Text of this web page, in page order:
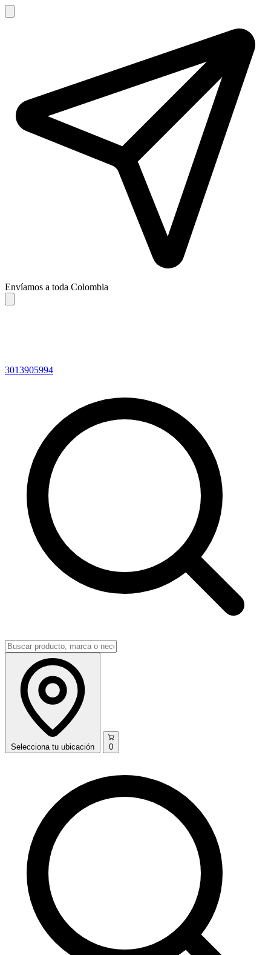
Envíamos a toda Colombia
3013905994
Selecciona tu ubicación 0